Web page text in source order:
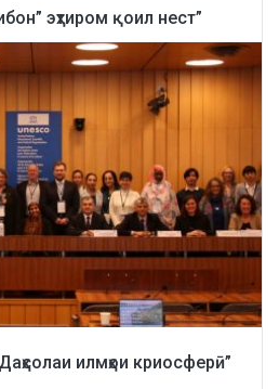
эҳтиром қоил нест”
илмҳои криосферӣ”